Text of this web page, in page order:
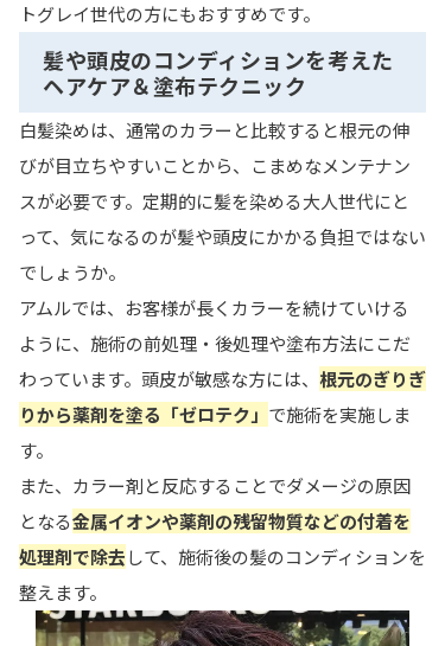
トグレイ世代の方にもおすすめです。
髪や頭皮のコンディションを考えた
ヘアケア＆塗布テクニック
白髪染めは、通常のカラーと比較すると根元の伸
びが目立ちやすいことから、こまめなメンテナン
スが必要です。定期的に髪を染める大人世代にと
って、気になるのが髪や頭皮にかかる負担ではない
でしょうか。
アムルでは、お客様が長くカラーを続けていける
ように、施術の前処理・後処理や塗布方法にこだ
わっています。頭皮が敏感な方には、 根元のぎりぎ
りから薬剤を塗る「ゼロテク」 で施術を実施しま
す。
また、カラー剤と反応することでダメージの原因
となる金属イオンや薬剤の残留物質などの付着を
処理剤で除去して、施術後の髪のコンディションを
整えます。